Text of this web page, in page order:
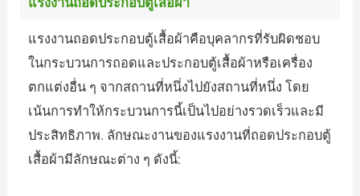
แรงงานถอดประกอบตู้เสื้อผ้าคือบุคลากรที่รับผิดชอบ
ในกระบวนการถอดและประกอบตู้เสื้อผ้าหรือเครื่อง
ตกแต่งอื่น ๆ จากสถานที่หนึ่งไปยังสถานที่หนึ่ง โดย
เน้นการทำให้กระบวนการนี้เป็นไปอย่างรวดเร็วและมี
ประสิทธิภาพ. ลักษณะงานของแรงงานที่ถอดประกอบตู้
เสื้อผ้ามีลักษณะต่าง ๆ ดังนี้: